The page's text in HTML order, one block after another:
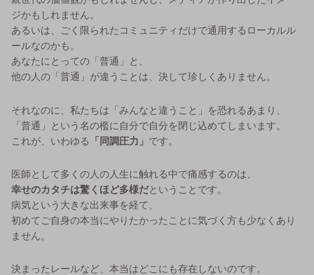
ジかもしれません。
あるいは、ごく限られたコミュニティだけで通用するローカルル
ールなのかも。
あなたにとっての「普通」と、
他の人の「普通」が違うことは、決して珍しくありません。
それなのに、私たちは「みんなと違うこと」を恐れるあまり、
「普通」という名の檻に自分で自分を閉じ込めてしまいます。
これが、いわゆる
「同調圧力」 です。
医師として多くの人の人生に触れる中で痛感するのは、
幸せのカタチは驚くほど多様だということです。
病気という大きな出来事を経て、
初めてご自身の本当にやりたかったことに気づく方も少なくあり
ません。
決まったレールなど、本当はどこにも存在しないのです。